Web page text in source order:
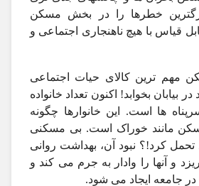
خطرها را در بخش مسکن
قیاس با هیچ ناهنجاری اجتماعی و
مهم ترین کالای حیات اجتماعی
بیابان بخوابد! اکنون تعداد خانواده
ها است. این خانوارها چگونه
مانند خوراک است. بی مسکنی
کرد!؟ نبود آن، بهداشت روانی
و آنها را وادار به جرم می کند و
جامعه ایجاد می شود.